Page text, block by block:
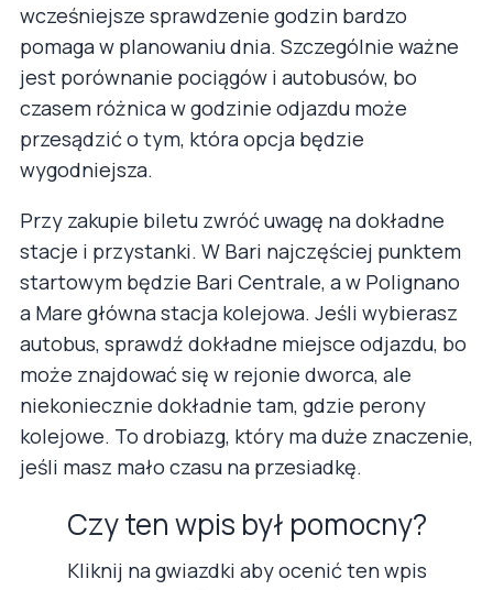
wcześniejsze sprawdzenie godzin bardzo
pomaga w planowaniu dnia. Szczególnie ważne
jest porównanie pociągów i autobusów, bo
czasem różnica w godzinie odjazdu może
przesądzić o tym, która opcja będzie
wygodniejsza.
Przy zakupie biletu zwróć uwagę na dokładne
stacje i przystanki. W Bari najczęściej punktem
startowym będzie Bari Centrale, a w Polignano
a Mare główna stacja kolejowa. Jeśli wybierasz
autobus, sprawdź dokładne miejsce odjazdu, bo
może znajdować się w rejonie dworca, ale
niekoniecznie dokładnie tam, gdzie perony
kolejowe. To drobiazg, który ma duże znaczenie,
jeśli masz mało czasu na przesiadkę.
Czy ten wpis był pomocny?
Kliknij na gwiazdki aby ocenić ten wpis